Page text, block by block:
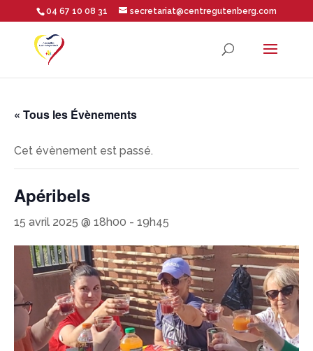
Ouvrir la barre d’outils
04 67 10 08 31 secretariat@centregutenberg.com
« Tous les Évènements
Cet évènement est passé.
Apéribels
15 avril 2025 @ 18h00 - 19h45